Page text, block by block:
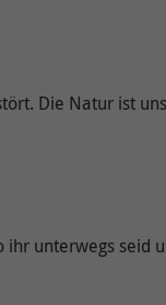
Die Natur ist
unterwegs seid